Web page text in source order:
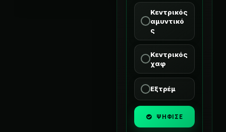
Κεντρικός
αμυντικό
ς
Κεντρικός
χαφ
Εξτρέμ
ΨΗΦΙΣΕ